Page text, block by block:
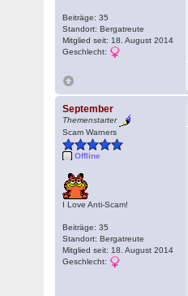
Beiträge: 35
Standort: Bergatreute
Mitglied seit: 18. August 2014
Geschlecht:
September
Themenstarter
Scam Warners
Offline
I Love Anti-Scam!
Beiträge: 35
Standort: Bergatreute
Mitglied seit: 18. August 2014
Geschlecht: